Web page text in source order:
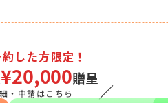
した方限定！
¥20,000贈呈
・申請はこちら ／